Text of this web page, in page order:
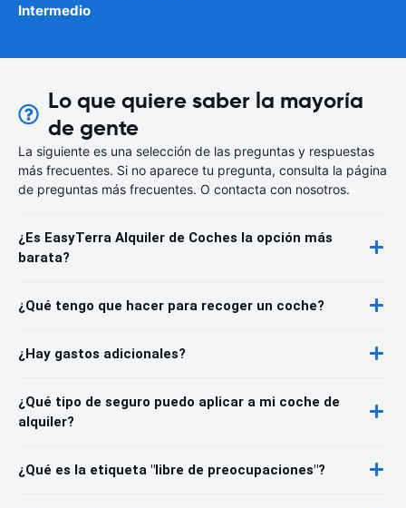
Intermedio
Lo que quiere saber la mayoría
de gente
La siguiente es una selección de las preguntas y respuestas
más frecuentes. Si no aparece tu pregunta, consulta la página
de preguntas más frecuentes. O contacta con nosotros.
¿Es EasyTerra Alquiler de Coches la opción más
barata?
¿Qué tengo que hacer para recoger un coche?
¿Hay gastos adicionales?
¿Qué tipo de seguro puedo aplicar a mi coche de
alquiler?
¿Qué es la etiqueta "libre de preocupaciones"?